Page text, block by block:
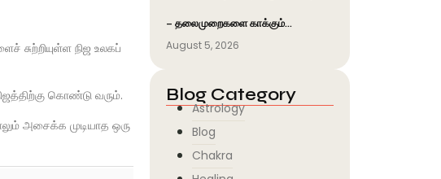
நிஜ உலகப்
கொண்டு வரும்.
அசைக்க முடியாத ஒரு
– தலைமுறைகளை காக்கும்…
August 5, 2026
Blog Category
Astrology
Blog
Chakra